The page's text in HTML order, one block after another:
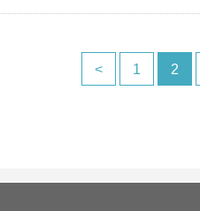
< 1 2